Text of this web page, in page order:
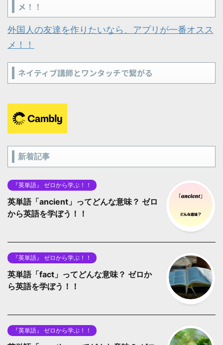
メ！！
外国人の友達を作りたいなら、アプリが一番オスス
メ！！
ネイティブ講師とワンタッチで繋がる
新着記事
『英単語』 ゼロから学ぶ！！
英単語「ancient」ってどんな意味？ ゼロ
から英語を学ぼう！！
『英単語』 ゼロから学ぶ！！
英単語「fact」ってどんな意味？ ゼロか
ら英語を学ぼう！！
『英単語』 ゼロから学ぶ！！